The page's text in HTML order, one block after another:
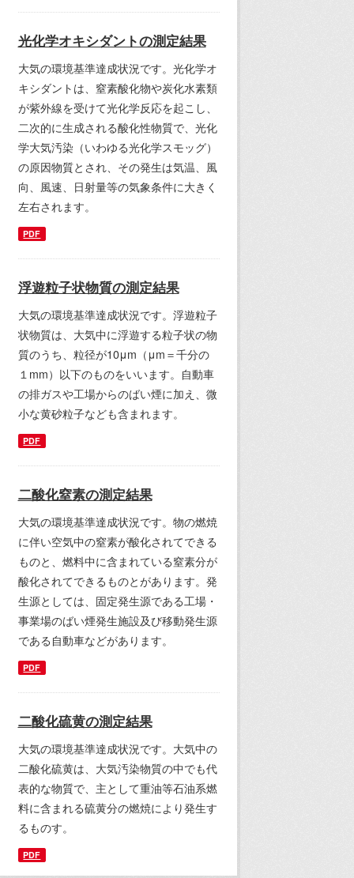
光化学オキシダントの測定結果
大気の環境基準達成状況です。光化学オ
キシダントは、窒素酸化物や炭化水素類
が紫外線を受けて光化学反応を起こし、
二次的に生成される酸化性物質で、光化
学大気汚染（いわゆる光化学スモッグ）
の原因物質とされ、その発生は気温、風
向、風速、日射量等の気象条件に大きく
左右されます。
PDF
浮遊粒子状物質の測定結果
大気の環境基準達成状況です。浮遊粒子
状物質は、大気中に浮遊する粒子状の物
質のうち、粒径が10μm（μm＝千分の
１mm）以下のものをいいます。自動車
の排ガスや工場からのばい煙に加え、微
小な黄砂粒子なども含まれます。
PDF
二酸化窒素の測定結果
大気の環境基準達成状況です。物の燃焼
に伴い空気中の窒素が酸化されてできる
ものと、燃料中に含まれている窒素分が
酸化されてできるものとがあります。発
生源としては、固定発生源である工場・
事業場のばい煙発生施設及び移動発生源
である自動車などがあります。
PDF
二酸化硫黄の測定結果
大気の環境基準達成状況です。大気中の
二酸化硫黄は、大気汚染物質の中でも代
表的な物質で、主として重油等石油系燃
料に含まれる硫黄分の燃焼により発生す
るものす。
PDF